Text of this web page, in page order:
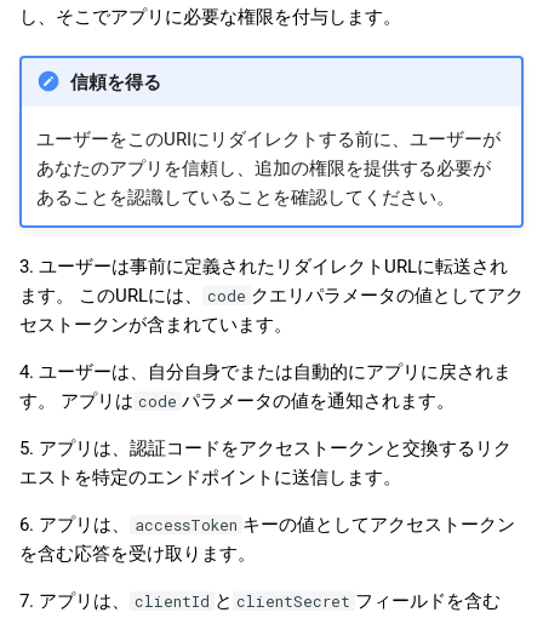
し、そこでアプリに必要な権限を付与します。
信頼を得る
ユーザーをこのURIにリダイレクトする前に、ユーザーが
あなたのアプリを信頼し、追加の権限を提供する必要が
あることを認識していることを確認してください。
3. ユーザーは事前に定義されたリダイレクトURLに転送され
ます。 このURLには、
code クエリパラメータの値としてアク
セストークンが含まれています。
4. ユーザーは、自分自身でまたは自動的にアプリに戻されま
す。 アプリは code パラメータの値を通知されます。
5. アプリは、認証コードをアクセストークンと交換するリク
エストを特定のエンドポイントに送信します。
6. アプリは、 accessToken キーの値としてアクセストークン
を含む応答を受け取ります。
7. アプリは、 clientId と clientSecret フィールドを含む